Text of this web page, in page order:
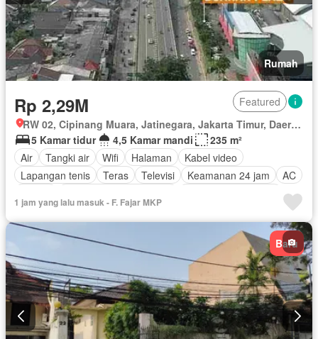
Rumah
Rp 2,29M
Featured
RW 02, Cipinang Muara, Jatinegara, Jakarta Timur, Daerah Khusus Ibukota Jakarta
5 Kamar tidur
4,5 Kamar mandi
235 m²
Air
Tangki air Wifi Halaman
Kabel video
Lapangan tenis
Teras Televisi Keamanan 24 jam
AC
1 jam yang lalu masuk - F. Fajar MKP
Baru